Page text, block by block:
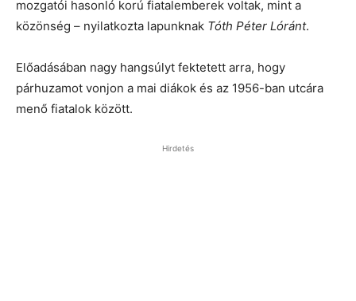
mozgatói hasonló korú fiatalemberek voltak, mint a
közönség – nyilatkozta lapunknak Tóth Péter Lóránt.
Előadásában nagy hangsúlyt fektetett arra, hogy
párhuzamot vonjon a mai diákok és az 1956-ban utcára
menő fiatalok között.
Hirdetés